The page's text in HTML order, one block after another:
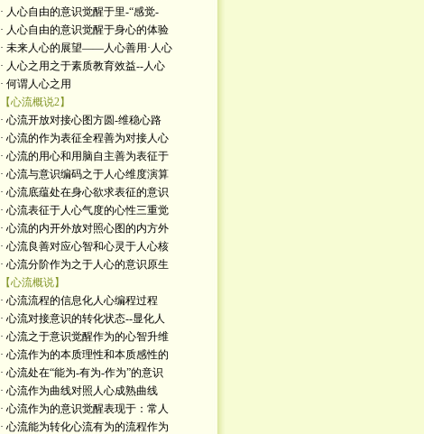
· 人心自由的意识觉醒于里-“感觉-
· 人心自由的意识觉醒于身心的体验
· 未来人心的展望——人心善用·人心
· 人心之用之于素质教育效益--人心
· 何谓人心之用
【心流概说2】
· 心流开放对接心图方圆-维稳心路
· 心流的作为表征全程善为对接人心
· 心流的用心和用脑自主善为表征于
· 心流与意识编码之于人心维度演算
· 心流底蕴处在身心欲求表征的意识
· 心流表征于人心气度的心性三重觉
· 心流的内开外放对照心图的内方外
· 心流良善对应心智和心灵于人心核
· 心流分阶作为之于人心的意识原生
【心流概说】
· 心流流程的信息化人心编程过程
· 心流对接意识的转化状态--显化人
· 心流之于意识觉醒作为的心智升维
· 心流作为的本质理性和本质感性的
· 心流处在“能为-有为-作为”的意识
· 心流作为曲线对照人心成熟曲线
· 心流作为的意识觉醒表现于：常人
· 心流能为转化心流有为的流程作为